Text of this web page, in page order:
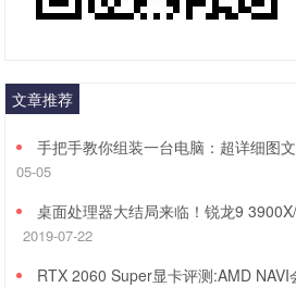
文章推荐
手把手教你组装一台电脑：超详细图
05-05
桌面处理器大结局来临！锐龙9
2019-07-22
RTX 2060 Super显卡评测:AMD NAVI